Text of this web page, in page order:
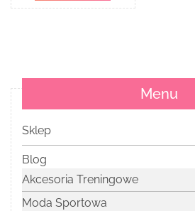
Menu
Sklep
Blog
Akcesoria Treningowe
Moda Sportowa